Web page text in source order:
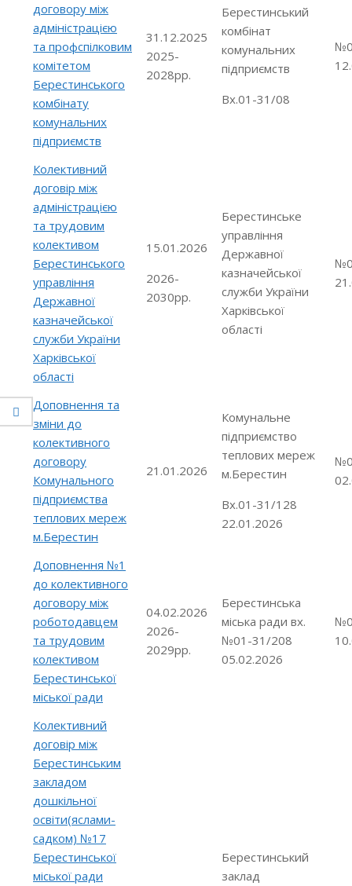
договору між
адміністрацією
та профспілковим
комітетом
Берестинського
комбінату
комунальних
підприємств
31.12.2025
2025-
2028рр.
Берестинський
комбінат
комунальних
підприємств
Вх.01-31/08
Колективний
договір між
адміністрацією
та трудовим
колективом
Берестинського
управління
Державної
казначейської
служби України
Харківської
області
15.01.2026
2026-
2030рр.
Берестинське
управління
Державної
казначейської
служби України
Харківської
області
Доповнення та
зміни до
колективного
договору
Комунального
підприємства
теплових мереж
м.Берестин
21.01.2026
Комунальне
підприємство
теплових мереж
м.Берестин
Вх.01-31/128
22.01.2026
Доповнення №1
до колективного
договору між
роботодавцем
та трудовим
колективом
Берестинської
міської ради
04.02.2026
2026-
2029рр.
Берестинська
міська ради вх.
№01-31/208
05.02.2026
Колективний
договір між
Берестинським
закладом
дошкільної
освіти(яслами-
садком) №17
Берестинської
міської ради
Берестинський
заклад